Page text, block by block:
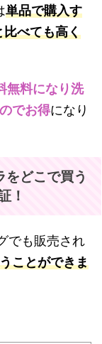
単品で購入す
べても高く
無料になり洗
でお得になり
どこで買う
！
でも販売され
ことができま